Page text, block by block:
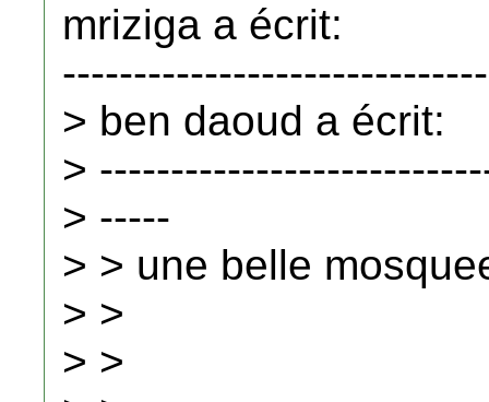
mriziga a écrit:
> ben daoud a écrit:
>
> -----
> > une belle
> >
> >